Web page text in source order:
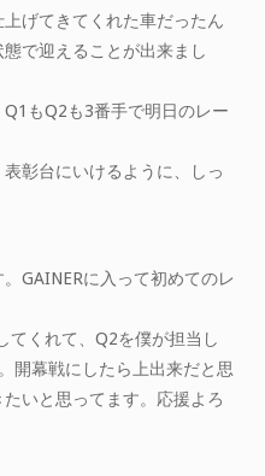
げてきてくれた車だったん
で迎えることが出来まし
もQ2も3番手で明日のレー
彰台にいけるように、しっ
GAINERに入って初めてのレ
てくれて、Q2を僕が担当し
開幕戦にしたら上出来だと思
いと思ってます。応援よろ